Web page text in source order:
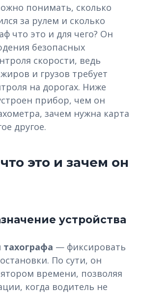
понимать, сколько
за рулем и сколько
что это и для чего? Он
безопасных
скорости, ведь
и грузов требует
на дорогах. Ниже
прибор, чем он
зачем нужна карта
другое.
это и зачем он
устройства
тахографа — фиксировать
По сути, он
времени, позволяя
когда водитель не